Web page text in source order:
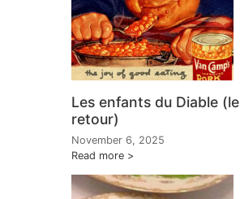
Les enfants du Diable (le
retour)
November 6, 2025
Read more